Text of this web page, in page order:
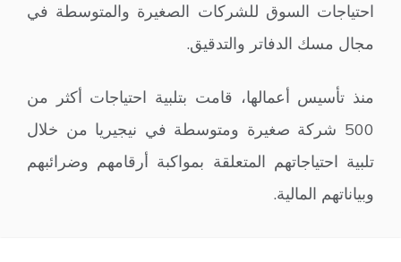
احتياجات السوق للشركات الصغيرة والمتوسطة في
مجال مسك الدفاتر والتدقيق.
منذ تأسيس أعمالها، قامت بتلبية احتياجات أكثر من
500 شركة صغيرة ومتوسطة في نيجيريا من خلال
تلبية احتياجاتهم المتعلقة بمواكبة أرقامهم وضرائبهم
وبياناتهم المالية.